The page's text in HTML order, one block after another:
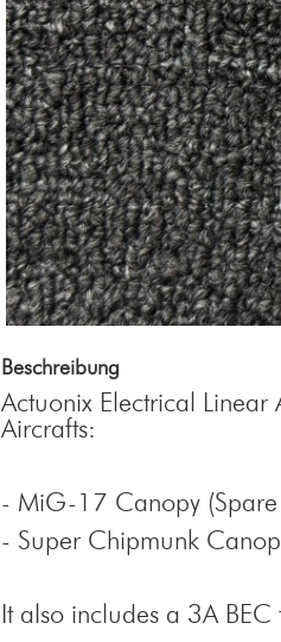
Beschreibung
Actuonix Electrical
Aircrafts:
- MiG-17 Canopy (Spare
- Super Chipmunk
It also includes a 3A